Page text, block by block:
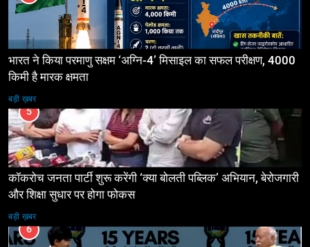
भारत ने किया परमाणु सक्षम ‘अग्नि-4’ मिसाइल का सफल परीक्षण, 4000
किमी है मारक क्षमता
बड़ी ख़बर
5
कॉकरोच जनता पार्टी शुरू करेंगी ‘क्या बोलती पब्लिक’ अभियान, बेरोजगारी
और शिक्षा सुधार पर होगा फोकस
बड़ी ख़बर
6